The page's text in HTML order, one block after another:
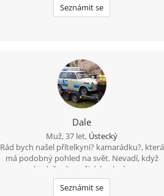
Seznámit se
Dale
Muž, 37 let, Ústecký
Rád bych našel přítelkyni? kamarádku?, která
má podobný pohled na svět. Nevadí, když
budeš mít o nějaký rok víc.
Seznámit se